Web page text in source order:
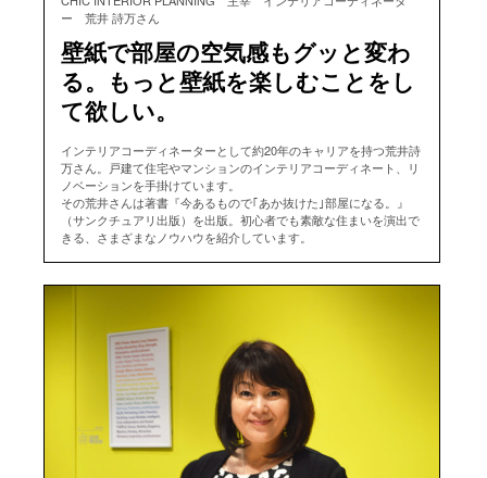
ー 荒井 詩万さん
壁紙で部屋の空気感もグッと変わ
る。もっと壁紙を楽しむことをし
て欲しい。
インテリアコーディネーターとして約20年のキャリアを持つ荒井詩
万さん。戸建て住宅やマンションのインテリアコーディネート、リ
ノベーションを手掛けています。
その荒井さんは著書『今あるもので｢あか抜けた｣部屋になる。』
（サンクチュアリ出版）を出版。初心者でも素敵な住まいを演出で
きる、さまざまなノウハウを紹介しています。